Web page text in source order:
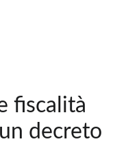
fiscalità
decreto